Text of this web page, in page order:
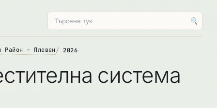
🔍
Район - Плевен 2026
система